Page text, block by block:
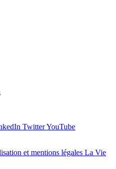
TwitterYouTube
et mentions légales La Vie